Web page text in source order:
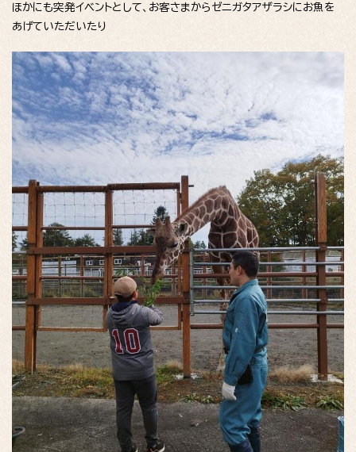
ほかにも突発イベントとして、お客さまからゼニガタアザラシにお魚を
あげていただいたり